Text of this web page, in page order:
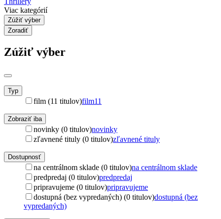
Viac kategórií
Zúžiť výber
Zoradiť
Zúžiť výber
Typ
film (11 titulov)film11
Zobraziť iba
novinky (0 titulov)novinky
zľavnené tituly (0 titulov)zľavnené tituly
Dostupnosť
na centrálnom sklade (0 titulov)na centrálnom sklade
predpredaj (0 titulov)predpredaj
pripravujeme (0 titulov)pripravujeme
dostupná (bez vypredaných) (0 titulov)dostupná (bez
vypredaných)